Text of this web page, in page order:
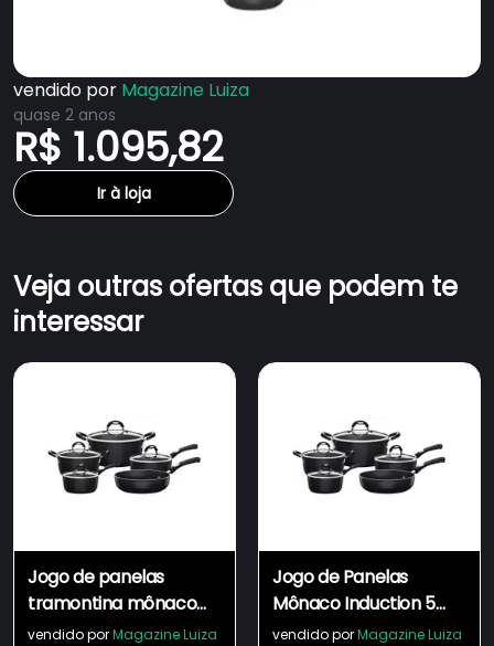
vendido por Magazine Luiza
quase 2 anos
R$ 1.095,82
Ir à loja
Veja outras ofertas que podem te
interessar
Jogo de panelas
tramontina mônaco
induction em alumínio
vendido porMagazine Luiza
Jogo de Panelas
Mônaco Induction 5
Peças Preto em
vendido porMagazine Luiza